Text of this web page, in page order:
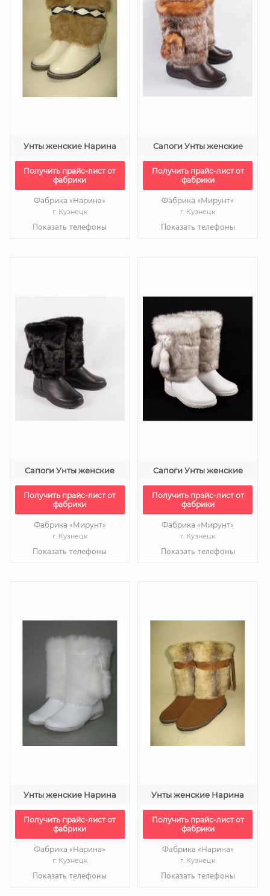
Унты женские Нарина
Получить прайс-лист от
фабрики
Фабрика «Нарина»
г. Кузнецк
Показать телефоны
Сапоги Унты женские
Получить прайс-лист от
фабрики
Фабрика «Мирунт»
г. Кузнецк
Показать телефоны
Сапоги Унты женские
Получить прайс-лист от
фабрики
Фабрика «Мирунт»
г. Кузнецк
Показать телефоны
Сапоги Унты женские
Получить прайс-лист от
фабрики
Фабрика «Мирунт»
г. Кузнецк
Показать телефоны
Унты женские Нарина
Получить прайс-лист от
фабрики
Фабрика «Нарина»
г. Кузнецк
Показать телефоны
Унты женские Нарина
Получить прайс-лист от
фабрики
Фабрика «Нарина»
г. Кузнецк
Показать телефоны